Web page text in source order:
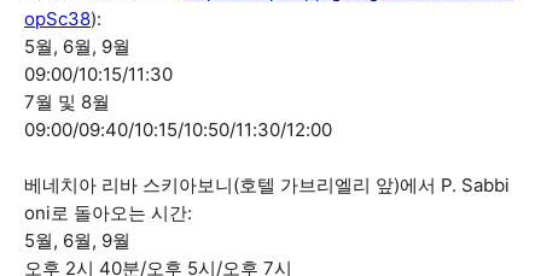
opSc38):
5월, 6월, 9월
09:00/10:15/11:30
7월 및 8월
09:00/09:40/10:15/10:50/11:30/12:00
베네치아 리바 스키아보니(호텔 가브리엘리 앞)에서 P. Sabbi
oni로 돌아오는 시간:
5월, 6월, 9월
오후 2시 40분/오후 5시/오후 7시